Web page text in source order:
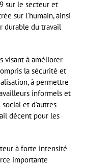
sur le secteur et
sur l’humain, ainsi
durable du travail
visant à améliorer
la sécurité et
à permettre
informels et
et d’autres
décent pour les
à forte intensité
importante